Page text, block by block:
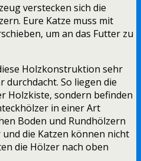
verstecken sich die
Eure Katze muss mit
um an das Futter zu
Holzkonstruktion sehr
durchdacht. So liegen die
Holzkiste, sondern befinden
in einer Art
Boden und Rundhölzern
die Katzen können nicht
die Hölzer nach oben